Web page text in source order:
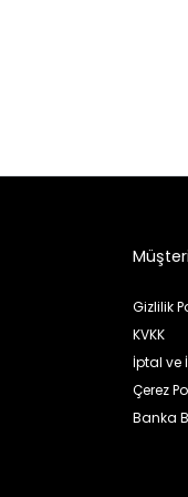
Gizlilik
KVKK
İptal ve
Çerez
Banka